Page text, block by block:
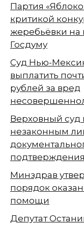
Партия
критикой
жеребьёвки на
Госдуму
Суд Нью-
выплатить
рублей за вред
Верховный суд
незаконным
Минздрав
порядок
помощи
Депутат